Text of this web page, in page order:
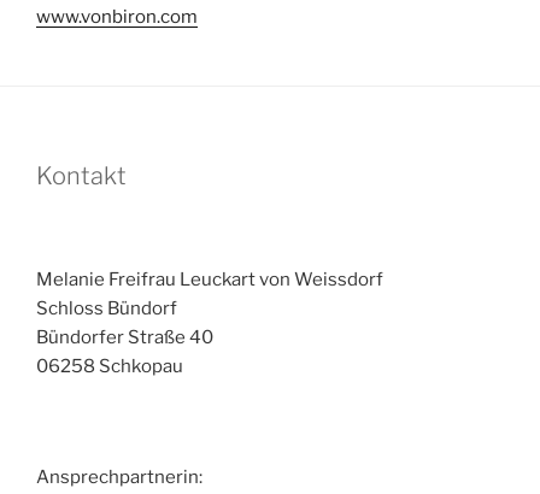
www.vonbiron.com
Kontakt
Melanie Freifrau Leuckart von Weissdorf
Schloss Bündorf
Bündorfer Straße 40
06258 Schkopau
Ansprechpartnerin: